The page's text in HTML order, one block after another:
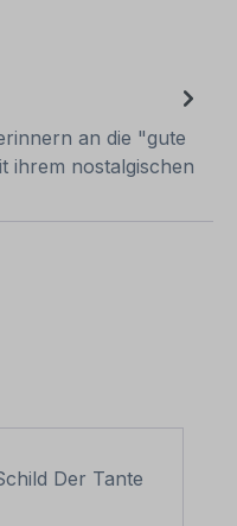
an die "gute
ihrem nostalgischen